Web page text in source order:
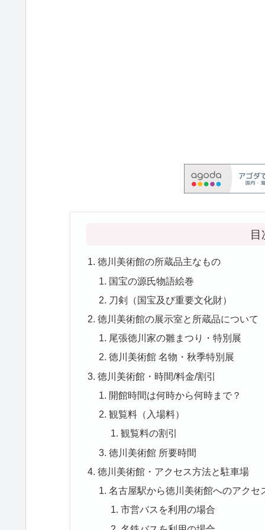
目
徳川美術館の所蔵品主なもの
国宝の源氏物語絵巻
刀剣（国宝及び重要文化財）
徳川美術館の展示室と所蔵品について
尾張徳川家の雛まつり・特別展
徳川美術館 名物・秋季特別展
徳川美術館・時間/料金/割引
開館時間は何時から何時まで？
観覧料（入場料）
観覧料の割引
徳川美術館 所要時間
徳川美術館・アクセス方法と駐車場
名古屋駅から徳川美術館へのアクセ
市営バスを利用の場合